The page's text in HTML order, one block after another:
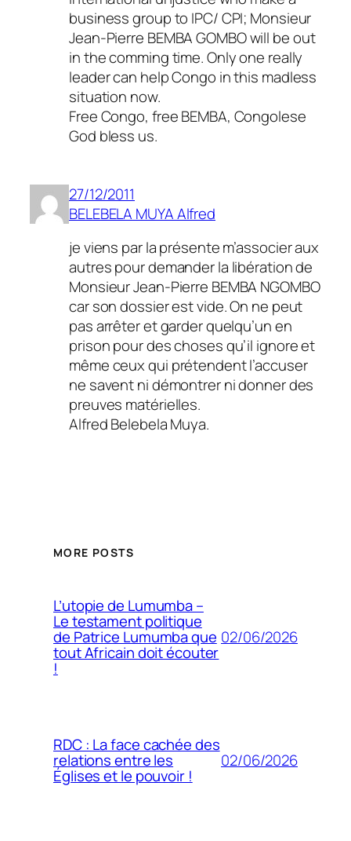
business group to IPC/ CPI; Monsieur
Jean-Pierre BEMBA GOMBO will be out
in the comming time. Only one really
leader can help Congo in this madless
situation now.
Free Congo, free BEMBA, Congolese
God bless us.
27/12/2011
BELEBELA MUYA Alfred
je viens par la présente m’associer aux
autres pour demander la libération de
Monsieur Jean-Pierre BEMBA NGOMBO
car son dossier est vide. On ne peut
pas arrêter et garder quelqu’un en
prison pour des choses qu’il ignore et
même ceux qui prétendent l’accuser
ne savent ni démontrer ni donner des
preuves matérielles.
Alfred Belebela Muya.
MORE POSTS
L’utopie de Lumumba –
Le testament politique
de Patrice Lumumba que
tout Africain doit écouter
!
02/06/2026
RDC : La face cachée des
relations entre les
Églises et le pouvoir !
02/06/2026